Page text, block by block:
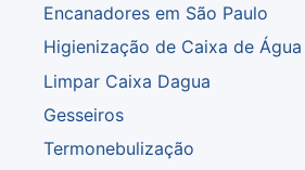
Encanadores em São Paulo
Higienização de Caixa de Água
Limpar Caixa Dagua
Gesseiros
Termonebulização